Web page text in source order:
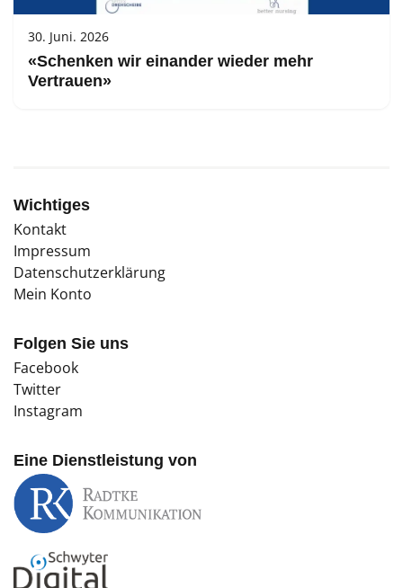
30. Juni. 2026
«Schenken wir einander wieder mehr
Vertrauen»
Wichtiges
Kontakt
Impressum
Datenschutzerklärung
Mein Konto
Folgen Sie uns
Facebook
Twitter
Instagram
Eine Dienstleistung von